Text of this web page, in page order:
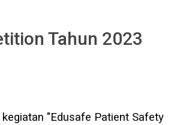
Tahun 2023
"Edusafe Patient Safety